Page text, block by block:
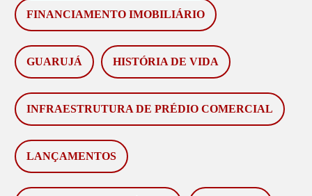
FINANCIAMENTO IMOBILIÁRIO
GUARUJÁ HISTÓRIA DE VIDA
INFRAESTRUTURA DE PRÉDIO COMERCIAL
LANÇAMENTOS